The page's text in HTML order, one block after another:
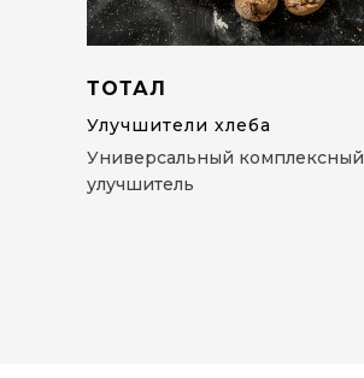
ТОТАЛ
Улучшители хлеба
Универсальный комплексный
улучшитель